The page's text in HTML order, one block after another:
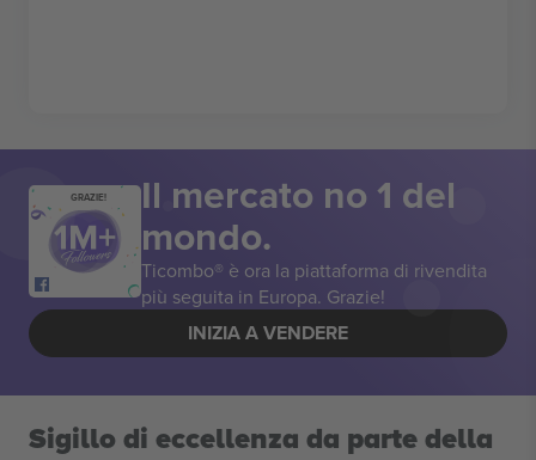
GRAZIE! Il mercato no 1 del
mondo.
Ticombo® è ora la piattaforma di rivendita
più seguita in Europa. Grazie!
INIZIA A VENDERE
Sigillo di eccellenza da parte della